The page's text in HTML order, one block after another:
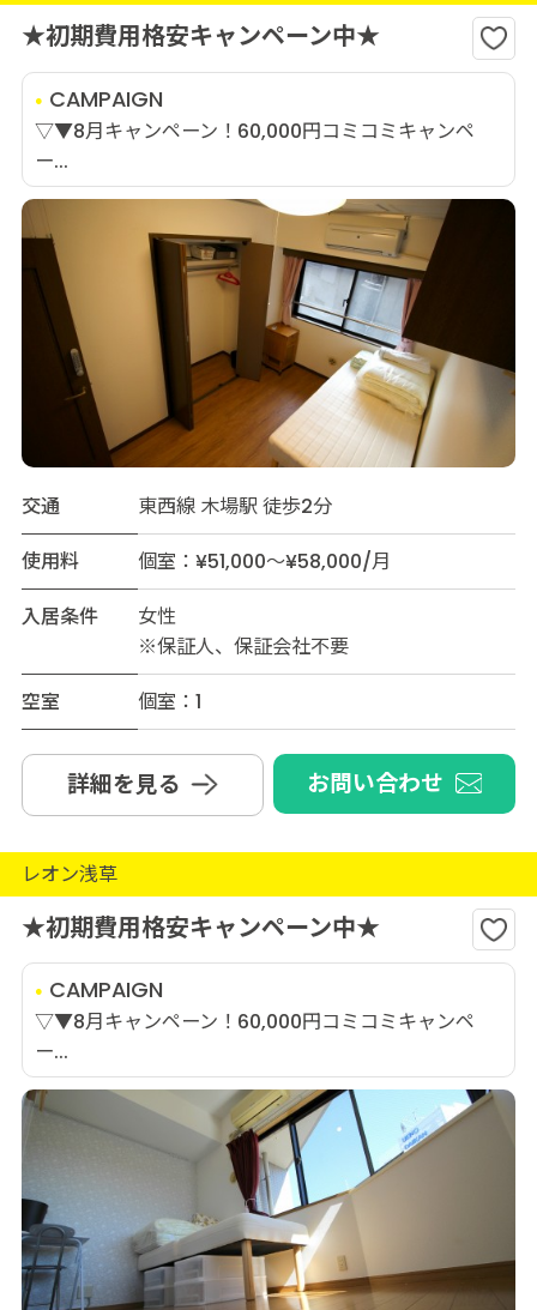
★初期費用格安キャンペーン中★
CAMPAIGN
▽▼8月キャンペーン！60,000円コミコミキャンペ
ー...
交通
東西線 木場駅 徒歩2分
使用料
個室：¥51,000～¥58,000/月
入居条件
女性
※保証人、保証会社不要
空室
個室：1
詳細を見る お問い合わせ
レオン浅草
★初期費用格安キャンペーン中★
CAMPAIGN
▽▼8月キャンペーン！60,000円コミコミキャンペ
ー...